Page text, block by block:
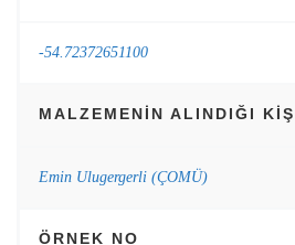
-54.72372651100
MALZEMENIN ALINDIĞI KIŞI
Emin Ulugergerli (ÇOMÜ)
ÖRNEK NO